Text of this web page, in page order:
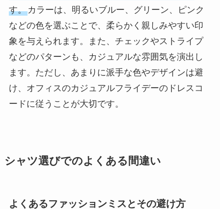
す。カラーは、明るいブルー、グリーン、ピンク
などの色を選ぶことで、柔らかく親しみやすい印
象を与えられます。また、チェックやストライプ
などのパターンも、カジュアルな雰囲気を演出し
ます。ただし、あまりに派手な色やデザインは避
け、オフィスのカジュアルフライデーのドレスコ
ードに従うことが大切です。
シャツ選びでのよくある間違い
よくあるファッションミスとその避け方